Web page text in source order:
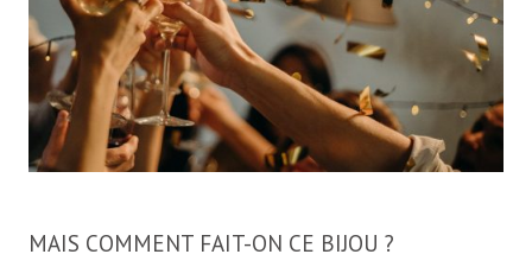
MAIS COMMENT FAIT-ON CE BIJOU ?